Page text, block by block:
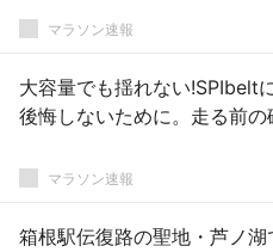
マラソン速報
大容量でも揺れない!SPIbelt
後悔しないために。走る前の
マラソン速報
箱根駅伝復路の聖地・芦ノ